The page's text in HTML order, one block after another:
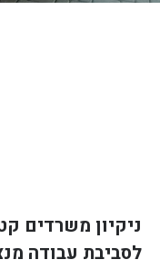
ניקיון משרדים
לסביבת עבודה